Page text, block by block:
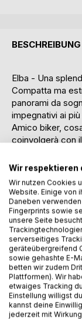
BESCHREIBUNG
Elba - Una
Compatta ma
panorami da
impegnativi ai
Amico biker,
coinvolgerà con
Il risultato sono
dettagliatamente
Gli itinerari
ad anello
percorsi da
Si tratta infatti di
grazie al quale si
itinerari singoli.
Per orientarsi,
che permette la
Questo sistema
apparecchiatura
navigazione su
Wir respektieren
Wir nutzen Cookies
Website. Einige von
Daneben
Fingerprints sowie
unsere Seite
serverseitiges
geräteübergreifend
sowie gehashte E-
betten wir zudem
Plattformen). Wir
etwaiges Tracking
Einstellung willigst
kannst deine
jederzeit mit